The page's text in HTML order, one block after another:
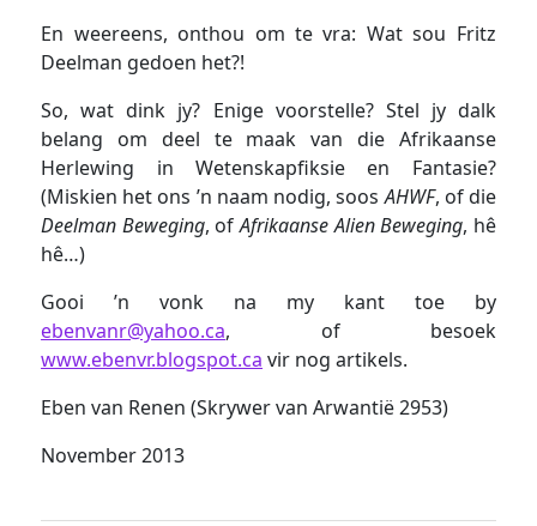
En weereens, onthou om te vra: Wat sou Fritz
Deelman gedoen het?!
So, wat dink jy? Enige voorstelle? Stel jy dalk
belang om deel te maak van die Afrikaanse
Herlewing in Wetenskapfiksie en Fantasie?
(Miskien het ons ’n naam nodig, soosAHWF, of die
Deelman Beweging, ofAfrikaanse Alien Beweging, hê
hê…)
Gooi ’n vonk na my kant toe by
ebenvanr@yahoo.ca, of besoek
www.ebenvr.blogspot.ca vir nog artikels.
Eben van Renen (Skrywer van Arwantië 2953)
November 2013